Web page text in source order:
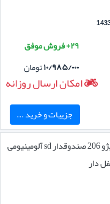
۲۹+ فروش موفق
۱۰/۹۸۵/۰۰۰تومان
امکان ارسال روزانه
جزییات و خرید ...
باربند پژو 206 صندوقدار sd آلومینیومی